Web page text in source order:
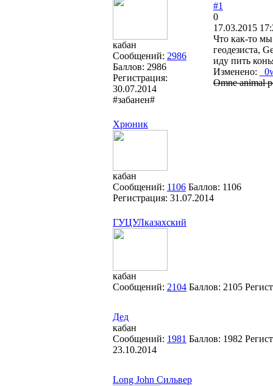
кабан
Сообщений: 2986
Баллов: 2986
Регистрация:
30.07.2014
#забанен#
#1
0
17.03.2015
Что как-то
геодезиста,
иду пить
Изменено:
Omne animal
Хрюник
кабан
Сообщений: 1106 Баллов: 1106
Регистрация: 31.07.2014
ГУЦУЛказахский
кабан
Сообщений: 2104 Баллов: 2105
Дед
кабан
Сообщений: 1981 Баллов: 1982
23.10.2014
Long John Сильвер